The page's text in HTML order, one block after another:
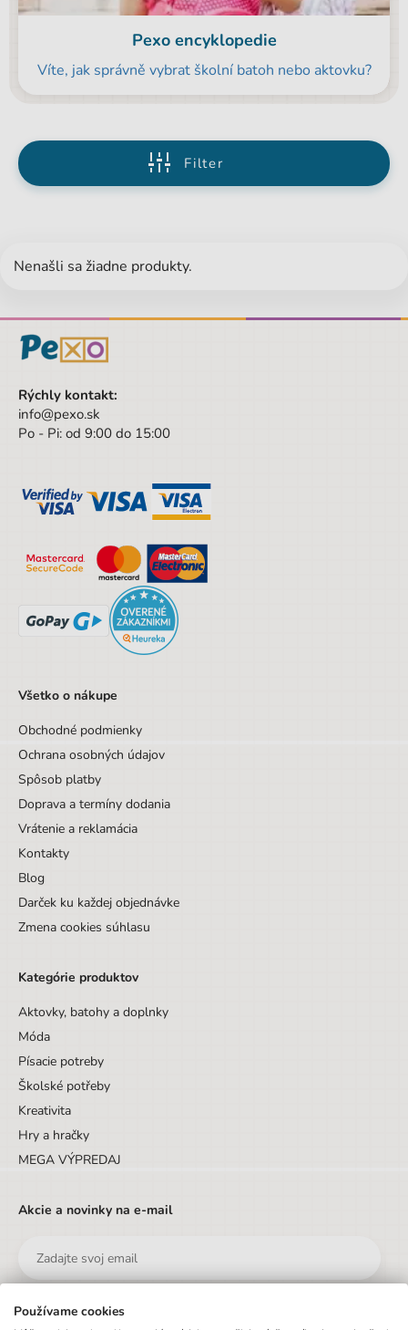
Pexo encyklopedie
Víte, jak správně vybrat školní batoh nebo aktovku?
Filter
Nenašli sa žiadne produkty.
Rýchly kontakt:
info@pexo.sk
Po - Pi: od 9:00 do 15:00
Všetko o nákupe
Obchodné podmienky
Ochrana osobných údajov
Spôsob platby
Doprava a termíny dodania
Vrátenie a reklamácia
Kontakty
Blog
Darček ku každej objednávke
Zmena cookies súhlasu
Kategórie produktov
Aktovky, batohy a doplnky
Móda
Písacie potreby
Školské potřeby
Kreativita
Hry a hračky
MEGA VÝPREDAJ
Akcie a novinky na e-mail
Používame cookies